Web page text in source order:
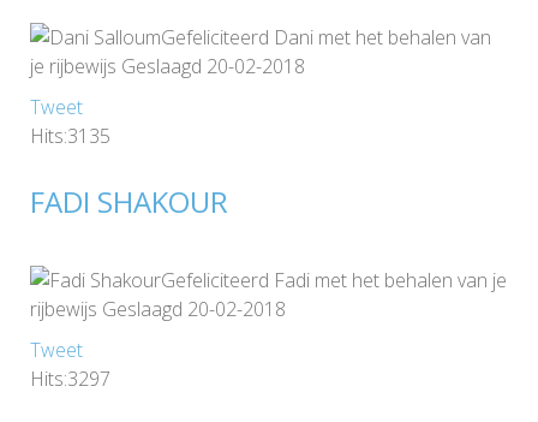
Gefeliciteerd Dani met het behalen van
je rijbewijs Geslaagd 20-02-2018
Tweet
Hits:3135
FADI SHAKOUR
Gefeliciteerd Fadi met het behalen van je
rijbewijs Geslaagd 20-02-2018
Tweet
Hits:3297